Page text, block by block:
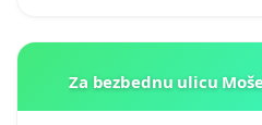
Za bezbednu ulicu